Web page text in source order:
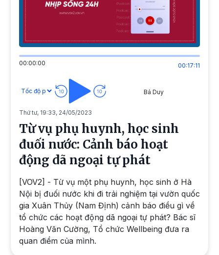
00:00:00 00:17:11
Bá Duy
Thứ tư, 19:33, 24/05/2023
Từ vụ phụ huynh, học sinh
đuối nước: Cảnh báo hoạt
động dã ngoại tự phát
[VOV2] - Từ vụ một phụ huynh, học sinh ở Hà
Nội bị đuối nước khi đi trải nghiệm tại vườn quốc
gia Xuân Thủy (Nam Định) cảnh báo điều gì về
tổ chức các hoạt động dã ngoại tự phát? Bác sĩ
Hoàng Văn Cường, Tổ chức Wellbeing đưa ra
quan điểm của mình.